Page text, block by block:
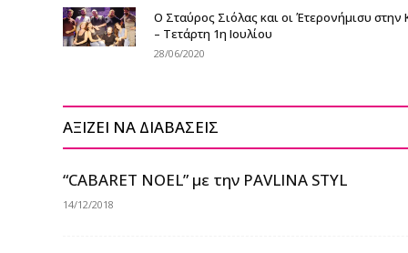
Ο Σταύρος Σιόλας και οι Έτερονήμισυ στην
– Τετάρτη 1η Ιουλίου
28/06/2020
ΑΞΙΖΕΙ ΝΑ ΔΙΑΒΑΣΕΙΣ
“CΑBARET NOEL” με την PAVLINA STYL
14/12/2018